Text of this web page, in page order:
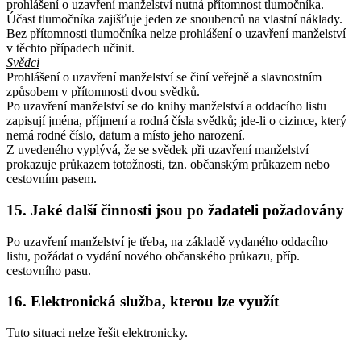
prohlášení o uzavření manželství nutná přítomnost tlumočníka.
Účast tlumočníka zajišťuje jeden ze snoubenců na vlastní náklady.
Bez přítomnosti tlumočníka nelze prohlášení o uzavření manželství
v těchto případech učinit.
Svědci
Prohlášení o uzavření manželství se činí veřejně a slavnostním
způsobem v přítomnosti dvou svědků.
Po uzavření manželství se do knihy manželství a oddacího listu
zapisují jména, příjmení a rodná čísla svědků; jde-li o cizince, který
nemá rodné číslo, datum a místo jeho narození.
Z uvedeného vyplývá, že se svědek při uzavření manželství
prokazuje průkazem totožnosti, tzn. občanským průkazem nebo
cestovním pasem.
15. Jaké další činnosti jsou po žadateli požadovány
Po uzavření manželství je třeba, na základě vydaného oddacího
listu, požádat o vydání nového občanského průkazu, příp.
cestovního pasu.
16. Elektronická služba, kterou lze využít
Tuto situaci nelze řešit elektronicky.